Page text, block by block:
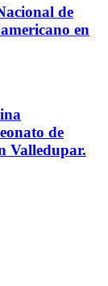
de
en
de
Valledupar.